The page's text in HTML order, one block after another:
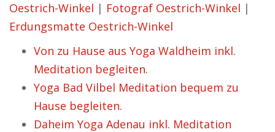
Oestrich-Winkel | Fotograf Oestrich-Winkel |
Erdungsmatte Oestrich-Winkel
Von zu Hause aus Yoga Waldheim inkl.
Meditation begleiten.
Yoga Bad Vilbel Meditation bequem zu
Hause begleiten.
Daheim Yoga Adenau inkl. Meditation